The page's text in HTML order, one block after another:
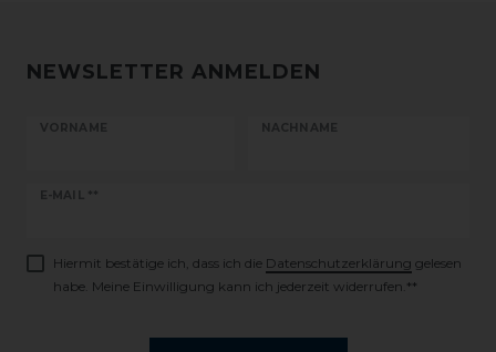
NEWSLETTER ANMELDEN
VORNAME NACHNAME
E-MAIL **
Newsletter
Hiermit bestätige ich, dass ich die Daten­schutz­erklärung gelesen
habe. Meine Einwilligung kann ich jederzeit widerrufen.**